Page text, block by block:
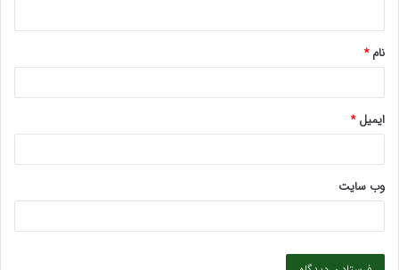
*
نام*
ایمیل*
وب‌ سایت